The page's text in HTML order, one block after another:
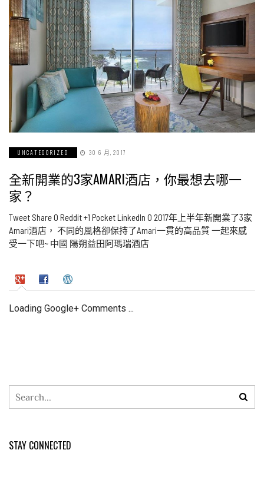
UNCATEGORIZED 30 6 月, 2017
全新開業的3家AMARI酒店，你最想去哪一
家？
Tweet Share 0 Reddit +1 Pocket LinkedIn 0 2017年上半年新開業了3家
Amari酒店， 不同的風格卻保持了Amari一貫的高品質 一起來感
受一下吧~ 中國 陽朔益田阿瑪瑞酒店
Loading Google+ Comments ...
STAY CONNECTED